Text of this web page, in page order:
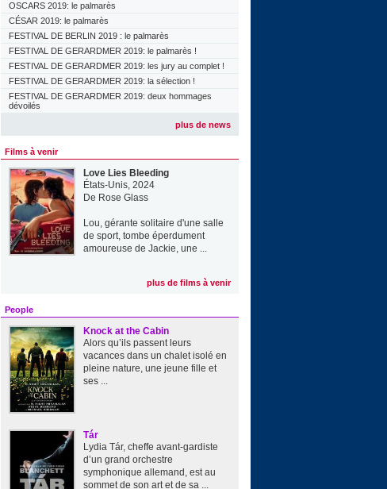
OSCARS 2019: le palmarès
CÉSAR 2019: le palmarès
FESTIVAL DE BERLIN 2019 : le palmarès
FESTIVAL DE GERARDMER 2019: le palmarès !
FESTIVAL DE GERARDMER 2019: les jury au complet !
FESTIVAL DE GERARDMER 2019: la sélection !
FESTIVAL DE GERARDMER 2019: deux hommages
dévoilés
plus de news
Films à venir
Love Lies Bleeding
États-Unis, 2024
De Rose Glass
Lou, gérante solitaire d'une salle
de sport, tombe éperdument
amoureuse de Jackie, une ...
plus de films à venir
People
Knock at the Cabin
Alors qu’ils passent leurs
vacances dans un chalet isolé en
pleine nature, une jeune fille et
ses ...
Tár
Lydia Tár, cheffe avant-gardiste
d’un grand orchestre
symphonique allemand, est au
sommet de son art et de sa ...